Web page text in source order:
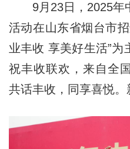
9月23日，2025年
活动在山东省烟台市
业丰收 享美好生活”
祝丰收联欢，来自全
共话丰收，同享喜悦